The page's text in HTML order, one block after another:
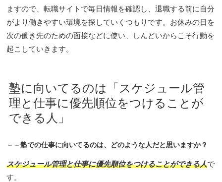
ますので、転職サイトで毎日情報を確認し、退職する前に自分
がより働きやすい環境を探していくつもりです。お休みの日を
次の働き先のための面接などに使い、しんどいからこそ行動を
起こしていきます。
塾に向いてるのは「スケジュール管
理と仕事に優先順位をつけることが
できる人」
－－塾での仕事に向いてるのは、どのような人だと思いますか？
スケジュール管理と仕事に優先順位をつけることができる人で
す。